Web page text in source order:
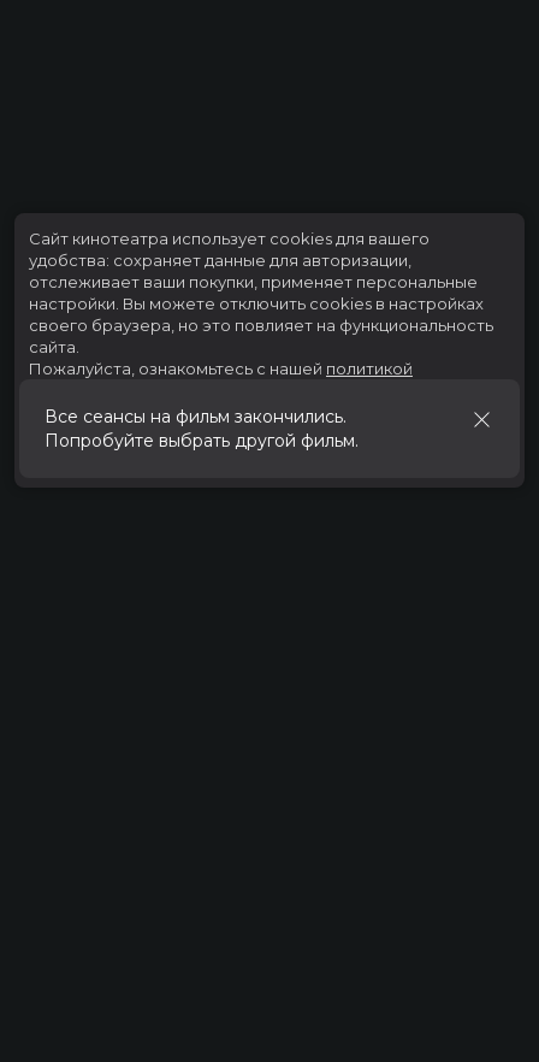
Все сеансы на фильм закончились.
Попробуйте выбрать другой фильм.
Сайт кинотеатра использует cookies для вашего
удобства: сохраняет данные для авторизации,
отслеживает ваши покупки, применяет персональные
настройки. Вы можете отключить cookies в настройках
своего браузера, но это повлияет на функциональность
сайта.
Пожалуйста, ознакомьтесь с нашей политикой
Принять